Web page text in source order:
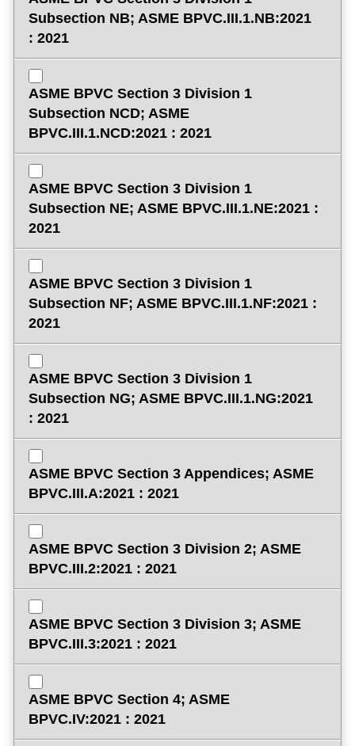
Subsection NB; ASME BPVC.III.1.NB:2021
: 2021
ASME BPVC Section 3 Division 1
Subsection NCD; ASME
BPVC.III.1.NCD:2021 : 2021
ASME BPVC Section 3 Division 1
Subsection NE; ASME BPVC.III.1.NE:2021 :
2021
ASME BPVC Section 3 Division 1
Subsection NF; ASME BPVC.III.1.NF:2021 :
2021
ASME BPVC Section 3 Division 1
Subsection NG; ASME BPVC.III.1.NG:2021
: 2021
ASME BPVC Section 3 Appendices; ASME
BPVC.III.A:2021 : 2021
ASME BPVC Section 3 Division 2; ASME
BPVC.III.2:2021 : 2021
ASME BPVC Section 3 Division 3; ASME
BPVC.III.3:2021 : 2021
ASME BPVC Section 4; ASME
BPVC.IV:2021 : 2021